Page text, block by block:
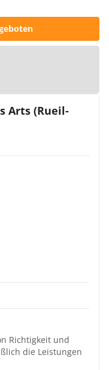
Arts (Rueil-
Richtigkeit und
die Leistungen